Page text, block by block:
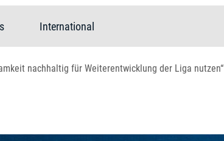
International
nachhaltig für Weiterentwicklung der Liga nutzen“